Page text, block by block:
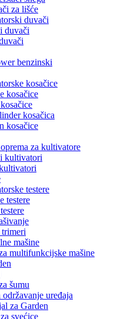
za lišće
duvači
duvači
benzinski
kosačice
kosačice
kosačica
kosačice
za kultivatore
kultivatori
testere
testere
mašine
multifunkcijske mašine
šumu
održavanje uređaja
za Garden
svećice